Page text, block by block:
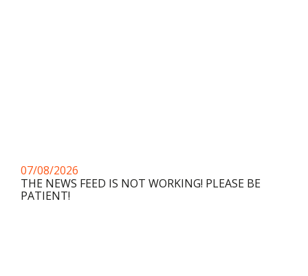
07/08/2026
THE NEWS FEED IS NOT WORKING! PLEASE BE
PATIENT!